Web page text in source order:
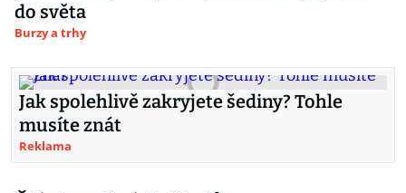
do světa
Burzy a trhy
Jak spolehlivě zakryjete šediny? Tohle
musíte znát
Reklama